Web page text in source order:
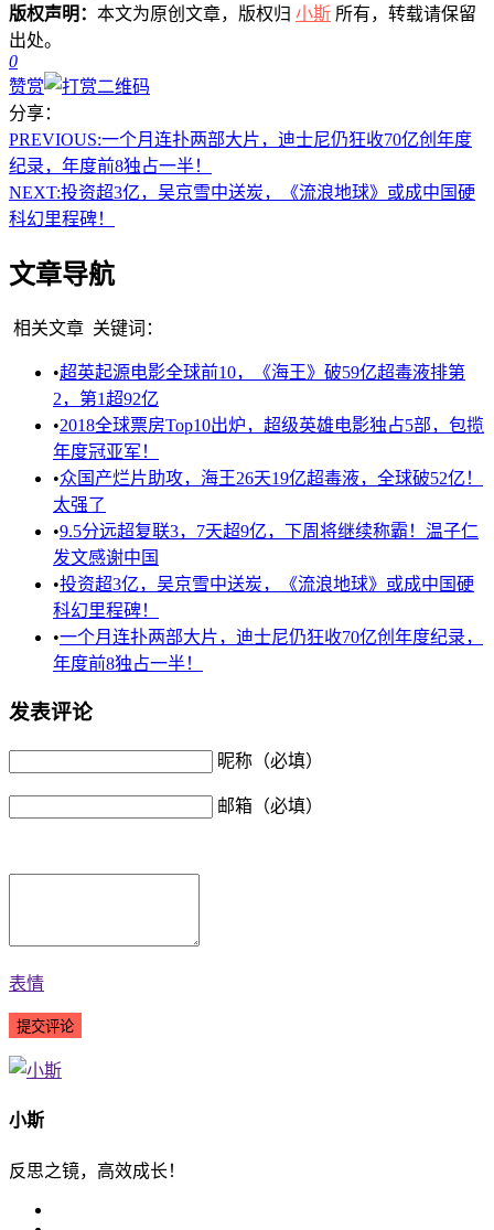
版权声明： 本文为原创文章，版权归 小斯 所有，转载请保留
出处。
0
赞赏
分享：
PREVIOUS:一个月连扑两部大片，迪士尼仍狂收70亿创年度
纪录，年度前8独占一半！
NEXT:投资超3亿，吴京雪中送炭，《流浪地球》或成中国硬
科幻里程碑！
文章导航
相关文章 关键词：
•超英起源电影全球前10，《海王》破59亿超毒液排第
2，第1超92亿
•2018全球票房Top10出炉，超级英雄电影独占5部，包揽
年度冠亚军！
•众国产烂片助攻，海王26天19亿超毒液，全球破52亿！
太强了
•9.5分远超复联3，7天超9亿，下周将继续称霸！温子仁
发文感谢中国
•投资超3亿，吴京雪中送炭，《流浪地球》或成中国硬
科幻里程碑！
•一个月连扑两部大片，迪士尼仍狂收70亿创年度纪录，
年度前8独占一半！
发表评论
昵称（必填）
邮箱（必填）
表情
小斯
反思之镜，高效成长！